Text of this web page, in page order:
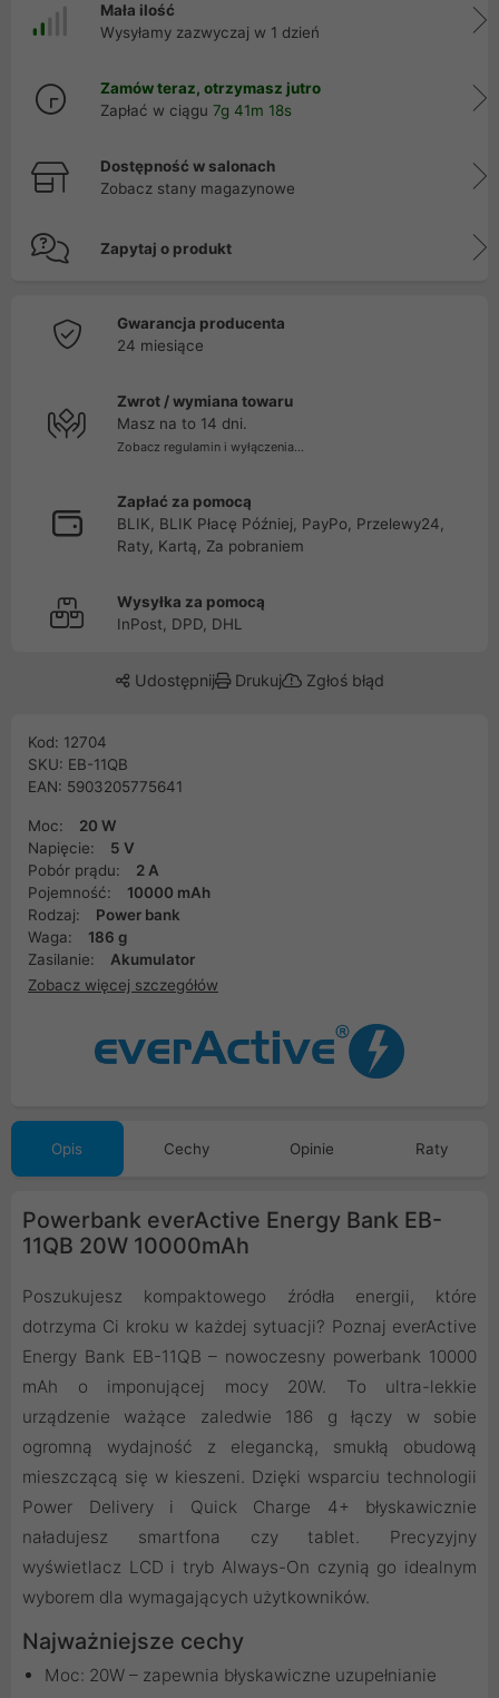
Mała ilość
Wysyłamy zazwyczaj w 1 dzień
Zamów teraz, otrzymasz jutro
Zapłać w ciągu 7g 41m 17s
Dostępność w salonach
Zobacz stany magazynowe
Zapytaj o produkt
Gwarancja producenta
24 miesiące
Zwrot / wymiana towaru
Masz na to 14 dni.
Zobacz regulamin i wyłączenia...
Zapłać za pomocą
BLIK, BLIK Płacę Później, PayPo, Przelewy24,
Raty, Kartą, Za pobraniem
Wysyłka za pomocą
InPost, DPD, DHL
Udostępnij Drukuj Zgłoś błąd
Kod: 12704
SKU: EB-11QB
EAN: 5903205775641
Moc:
20 W
Napięcie:
5 V
Pobór prądu:
2 A
Pojemność:
10000 mAh
Rodzaj:
Power bank
Waga:
186 g
Zasilanie:
Akumulator
Zobacz więcej szczegółów
Opis Cechy Opinie Raty
Powerbank everActive Energy Bank EB-
11QB 20W 10000mAh
Poszukujesz kompaktowego źródła energii, które
dotrzyma Ci kroku w każdej sytuacji? Poznaj everActive
Energy Bank EB-11QB – nowoczesny powerbank 10000
mAh o imponującej mocy 20W. To ultra-lekkie
urządzenie ważące zaledwie 186 g łączy w sobie
ogromną wydajność z elegancką, smukłą obudową
mieszczącą się w kieszeni. Dzięki wsparciu technologii
Power Delivery i Quick Charge 4+ błyskawicznie
naładujesz smartfona czy tablet. Precyzyjny
wyświetlacz LCD i tryb Always-On czynią go idealnym
wyborem dla wymagających użytkowników.
Najważniejsze cechy
Moc: 20W – zapewnia błyskawiczne uzupełnianie